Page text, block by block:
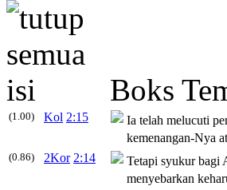
Boks
(1.00) Kol 2:15
Ia telah melucuti
kemenangan-Nya
(0.86)
2Kor 2:14 Tetapi syukur bagi
menyebarkan